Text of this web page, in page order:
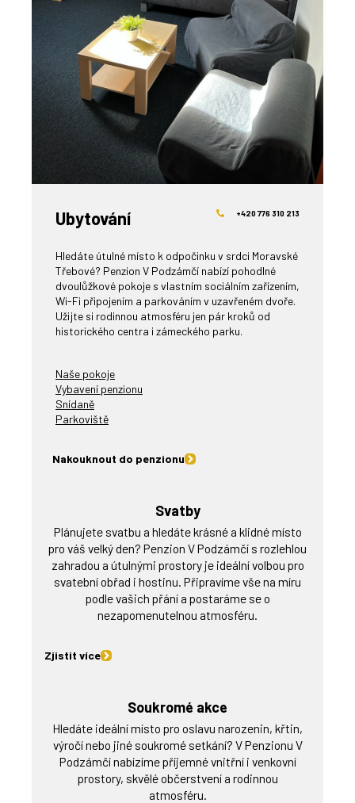
Ubytování +420 776 310 213
Hledáte útulné místo k odpočinku v srdci Moravské
Třebové? Penzion V Podzámčí nabízí pohodlné
dvoulůžkové pokoje s vlastním sociálním zařízením,
Wi-Fi připojením a parkováním v uzavřeném dvoře.
Užijte si rodinnou atmosféru jen pár kroků od
historického centra i zámeckého parku.
Naše pokoje
Vybavení penzionu
Snídaně
Parkoviště
Nakouknout do penzionu
Svatby
Plánujete svatbu a hledáte krásné a klidné místo
pro váš velký den? Penzion V Podzámčí s rozlehlou
zahradou a útulnými prostory je ideální volbou pro
svatební obřad i hostinu. Připravíme vše na míru
podle vašich přání a postaráme se o
nezapomenutelnou atmosféru.
Zjistit více
Soukromé akce
Hledáte ideální místo pro oslavu narozenin, křtin,
výročí nebo jiné soukromé setkání? V Penzionu V
Podzámčí nabízíme příjemné vnitřní i venkovní
prostory, skvělé občerstvení a rodinnou
atmosféru.